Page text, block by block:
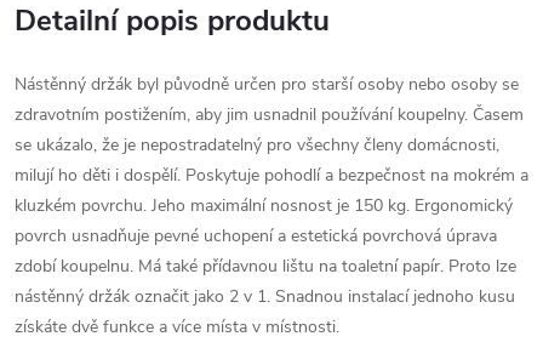
Detailní popis produktu
Nástěnný držák byl původně určen pro starší osoby nebo osoby se
zdravotním postižením, aby jim usnadnil používání koupelny. Časem
se ukázalo, že je nepostradatelný pro všechny členy domácnosti,
milují ho děti i dospělí. Poskytuje pohodlí a bezpečnost na mokrém a
kluzkém povrchu. Jeho maximální nosnost je 150 kg. Ergonomický
povrch usnadňuje pevné uchopení a estetická povrchová úprava
zdobí koupelnu. Má také přídavnou lištu na toaletní papír. Proto lze
nástěnný držák označit jako 2 v 1. Snadnou instalací jednoho kusu
získáte dvě funkce a více místa v místnosti.